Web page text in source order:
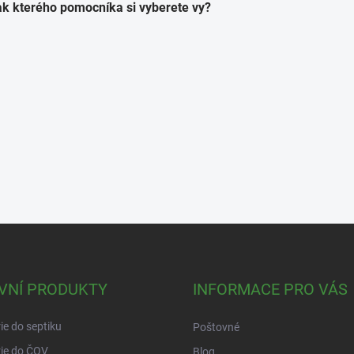
kterého pomocníka si vyberete vy?
PRODUKTY
do septiku
do ČOV
INFORMACE PRO VÁS
Poštovné